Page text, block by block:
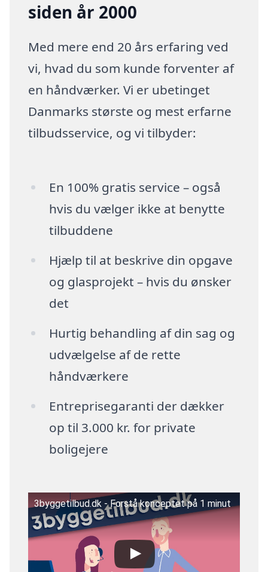
siden år 2000
Med mere end 20 års erfaring ved
vi, hvad du som kunde forventer af
en håndværker. Vi er ubetinget
Danmarks største og mest erfarne
tilbudsservice, og vi tilbyder:
En 100% gratis service – også
hvis du vælger ikke at benytte
tilbuddene
Hjælp til at beskrive din opgave
og glasprojekt – hvis du ønsker
det
Hurtig behandling af din sag og
udvælgelse af de rette
håndværkere
Entreprisegaranti der dækker
op til 3.000 kr. for private
boligejere
3byggetilbud.dk - Forstå konceptet på 1 minut